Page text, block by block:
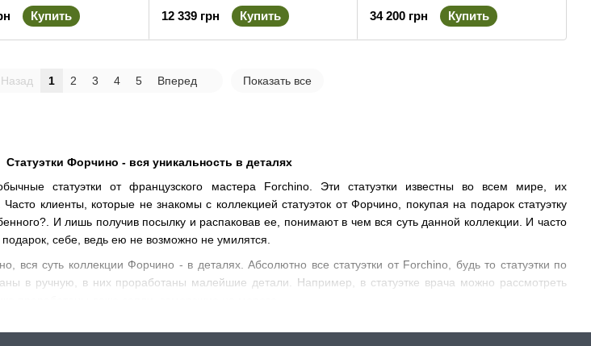
Статуэтки Форчино - вся уникальность в деталях
статуэтки от французского мастера Forchino. Эти статуэтки известны во всем мире, их
клиенты, которые не знакомы с коллекцией статуэток от Форчино, покупая на подарок статуэтку
И лишь получив посылку и распаковав ее, понимают в чем вся суть данной коллекции. И часто
подарок, себе, ведь ею не возможно не умилятся.
вся суть коллекции Форчино - в деталях. Абсолютно все статуэтки от Forchino, будь то статуэтки по
в ручную, в них проработаны малейшие детали. Например, в статуэтке врача можно рассмотреть
Купить 12 339 грн Купить
34 200 грн
Купить
Назад 1 2 3 4 5 Вперед Показать все